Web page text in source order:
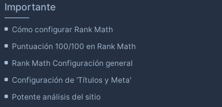
Importante
Cómo configurar Rank Math
Puntuación 100/100 en Rank Math
Rank Math Configuración general
Configuración de 'Títulos y Meta'
Potente análisis del sitio